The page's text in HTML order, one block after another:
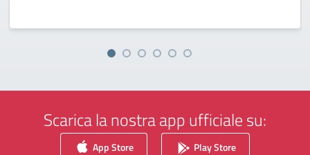
Scarica la nostra app ufficiale su:
App Store Play Store